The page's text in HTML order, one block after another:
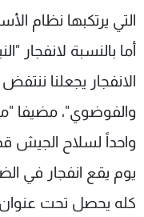
التي يرتكبها نظام
أما بالنسبة لانفجار
الانفجار يجعلنا
والفوضوي"، مضيفا
واحداً لسلاح الجيش
يوم يقع انفجار في
كله يحصل تحت